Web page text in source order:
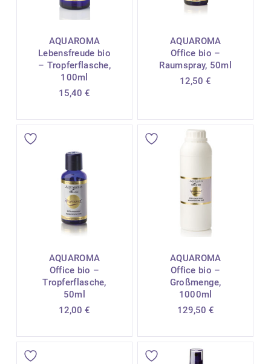
AQUAROMA
Lebensfreude bio
– Tropferflasche,
100ml
15,40 €
AQUAROMA
Office bio –
Raumspray, 50ml
12,50€
AQUAROMA
Office bio –
Tropferflasche,
50ml
12,00 €
AQUAROMA
Office bio –
Großmenge,
1000ml
129,50 €